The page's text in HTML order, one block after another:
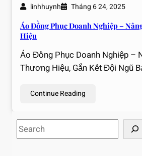
linhhuynh Tháng 6 24, 2025
Áo Đồng Phục Doanh Nghiệp –
Hiệu
Áo Đồng Phục Doanh Nghiệp –
Thương Hiệu, Gắn Kết Đội Ngũ
Continue Reading
S
e